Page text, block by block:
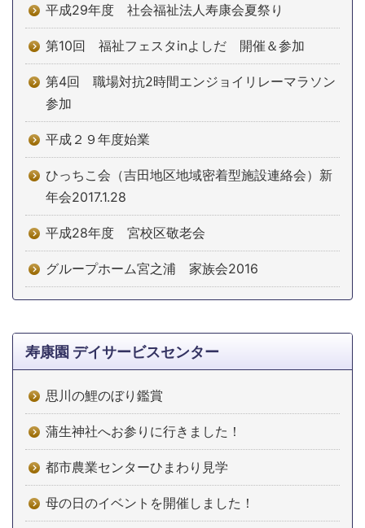
平成29年度 社会福祉法人寿康会夏祭り
第10回 福祉フェスタinよしだ 開催＆参加
第4回 職場対抗2時間エンジョイリレーマラソン
参加
平成２９年度始業
ひっちこ会（吉田地区地域密着型施設連絡会）新
年会2017.1.28
平成28年度 宮校区敬老会
グループホーム宮之浦 家族会2016
寿康園 デイサービスセンター
思川の鯉のぼり鑑賞
蒲生神社へお参りに行きました！
都市農業センターひまわり見学
母の日のイベントを開催しました！